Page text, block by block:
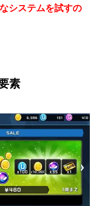
システムを試すの
素